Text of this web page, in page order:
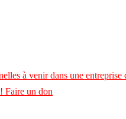
à venir dans une entreprise
Faire un don